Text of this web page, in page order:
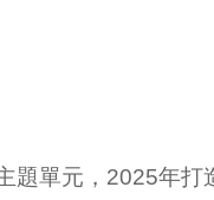
題單元，2025年打